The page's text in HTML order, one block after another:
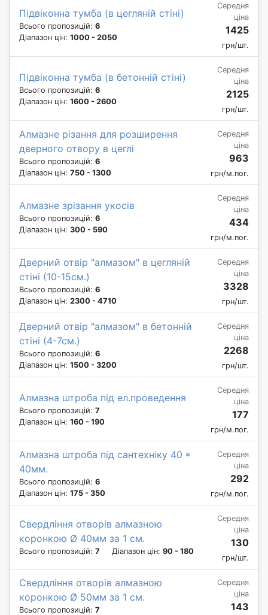
Підвіконна тумба (в цегляній стіні)
Всього пропозицій: 6
Діапазон цін: 1000 - 2050
Середня
ціна
1425
грн/шт.
Підвіконна тумба (в бетонній стіні)
Всього пропозицій: 6
Діапазон цін: 1600 - 2600
Середня
ціна
2125
грн/шт.
Алмазне різання для розширення
дверного отвору в цеглі
Всього пропозицій: 6
Діапазон цін: 750 - 1300
Середня
ціна
963
грн/м.пог.
Алмазне зрізання укосів
Всього пропозицій: 6
Діапазон цін: 300 - 590
Середня
ціна
434
грн/м.пог.
Дверний отвір "алмазом" в цегляній
стіні (10-15см.)
Всього пропозицій: 6
Діапазон цін: 2300 - 4710
Середня
ціна
3328
грн/шт.
Дверний отвір "алмазом" в бетонній
стіні (4-7см.)
Всього пропозицій: 6
Діапазон цін: 1500 - 3200
Середня
ціна
2268
грн/шт.
Алмазна штроба під ел.проведення
Всього пропозицій: 7
Діапазон цін: 160 - 190
Середня
ціна
177
грн/м.пог.
Алмазна штроба під сантехніку 40 *
40мм.
Всього пропозицій: 6
Діапазон цін: 175 - 350
Середня
ціна
292
грн/м.пог.
Свердління отворів алмазною
коронкою Ø 40мм за 1 см.
Всього пропозицій: 7 Діапазон цін: 90 - 180
Середня
ціна
130
грн/шт.
Свердління отворів алмазною
коронкою Ø 50мм за 1 см.
Всього пропозицій: 7
Середня
ціна
143